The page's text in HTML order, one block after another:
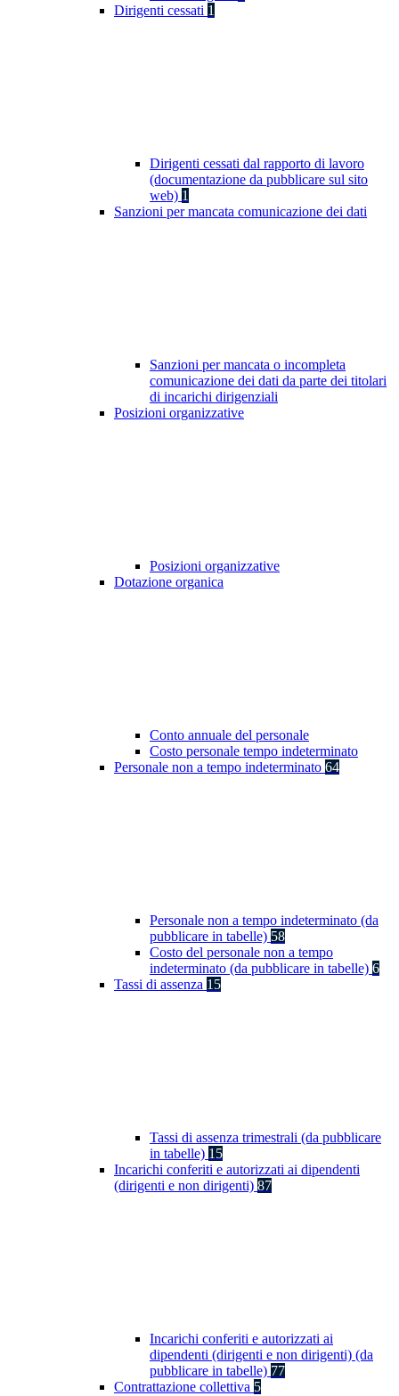
Dirigenti cessati 1
Dirigenti cessati dal rapporto di lavoro
(documentazione da pubblicare sul sito
web) 1
Sanzioni per mancata comunicazione dei dati
Sanzioni per mancata o incompleta
comunicazione dei dati da parte dei titolari
di incarichi dirigenziali
Posizioni organizzative
Posizioni organizzative
Dotazione organica
Conto annuale del personale
Costo personale tempo indeterminato
Personale non a tempo indeterminato 64
Personale non a tempo indeterminato (da
pubblicare in tabelle) 58
Costo del personale non a tempo
indeterminato (da pubblicare in tabelle) 6
Tassi di assenza 15
Tassi di assenza trimestrali (da pubblicare
in tabelle) 15
Incarichi conferiti e autorizzati ai dipendenti
(dirigenti e non dirigenti) 87
Incarichi conferiti e autorizzati ai
dipendenti (dirigenti e non dirigenti) (da
pubblicare in tabelle) 77
Contrattazione collettiva 5